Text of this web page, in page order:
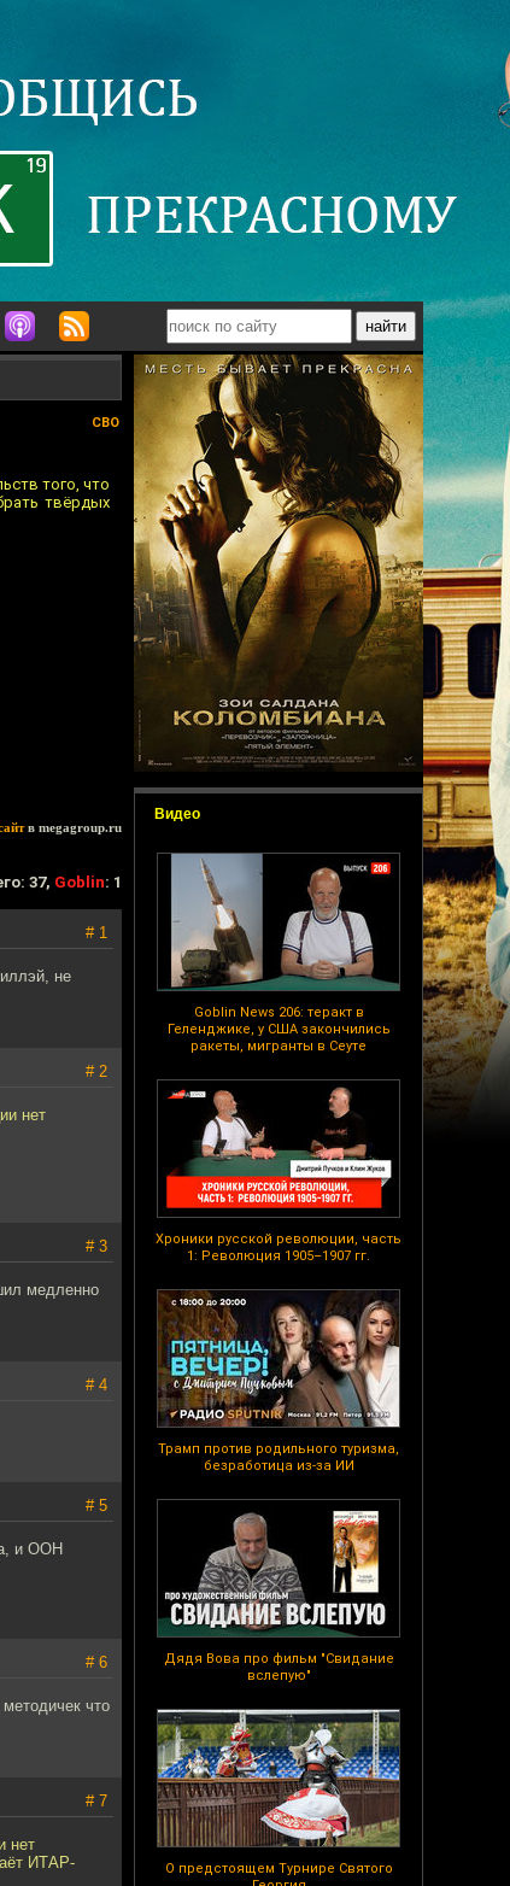
Видео
Goblin News 206: теракт в
Геленджике, у США закончились
ракеты, мигранты в Сеуте
Хроники русской революции, часть
1: Революция 1905–1907 гг.
Трамп против родильного туризма,
безработица из-за ИИ
Дядя Вова про фильм "Свидание
вслепую"
О предстоящем Турнире Святого
СВО
того, что
твёрдых
в megagroup.ru
37, Goblin: 1
# 1
не
# 2
нет
# 3
медленно
# 4
# 5
и ООН
# 6
что
# 7
нет
ИТАР-